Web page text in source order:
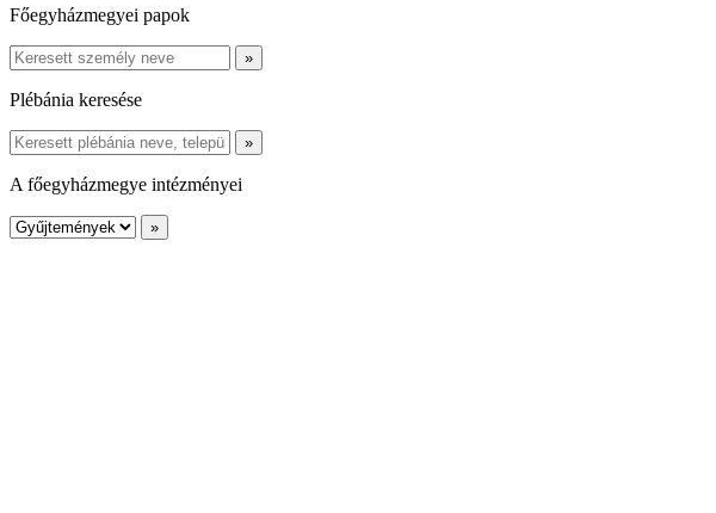
Főegyházmegyei papok
Plébánia keresése
A főegyházmegye intézményei